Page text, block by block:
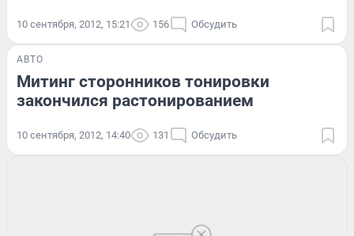
10 сентября, 2012, 15:21 156 Обсудить
АВТО
Митинг сторонников тонировки
закончился растонированием
10 сентября, 2012, 14:40 131 Обсудить